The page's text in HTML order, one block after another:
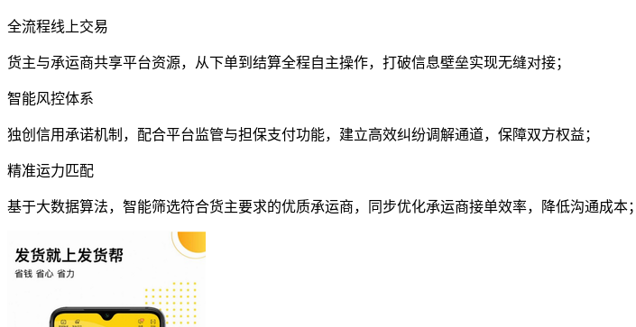
全流程线上交易
货主与承运商共享平台资源，从下单到结算全程自主操作，打破信息壁垒实现无缝对接；
智能风控体系
独创信用承诺机制，配合平台监管与担保支付功能，建立高效纠纷调解通道，保障双方权益；
精准运力匹配
基于大数据算法，智能筛选符合货主要求的优质承运商，同步优化承运商接单效率，降低沟通成本；